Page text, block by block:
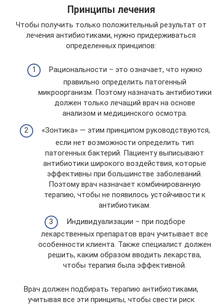
Принципы лечения
Чтобы получить только положительный результат от
лечения антибиотиками, нужно придерживаться
определенных принципов:
Рациональности – это означает, что нужно
правильно определить патогенный
микроорганизм. Поэтому назначать антибиотики
должен только лечащий врач на основе
анализом и медицинского осмотра.
«Зонтика» — этим принципом руководствуются,
если нет возможности определить тип
патогенных бактерий. Пациенту выписывают
антибиотики широкого воздействия, которые
эффективны при большинстве заболеваний.
Поэтому врач назначает комбинированную
терапию, чтобы не появилось устойчивости к
антибиотикам.
Индивидуализации – при подборе
лекарственных препаратов врач учитывает все
особенности клиента. Также специалист должен
решить, каким образом вводить лекарства,
чтобы терапия была эффективной.
Врач должен подбирать терапию антибиотиками,
учитывая все эти принципы, чтобы свести риск